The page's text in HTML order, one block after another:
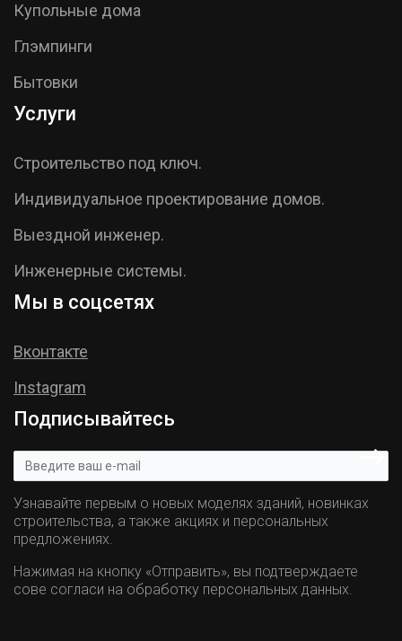
Купольные дома
Глэмпинги
Бытовки
Услуги
Строительство под ключ.
Индивидуальное проектирование домов.
Выездной инженер.
Инженерные системы.
Мы в соцсетях
Вконтакте
Instagram
Подписывайтесь
Узнавайте первым о новых моделях зданий, новинках
строительства, а также акциях и персональных
предложениях.
Нажимая на кнопку «Отправить», вы подтверждаете
сове согласи на обработку персональных данных.